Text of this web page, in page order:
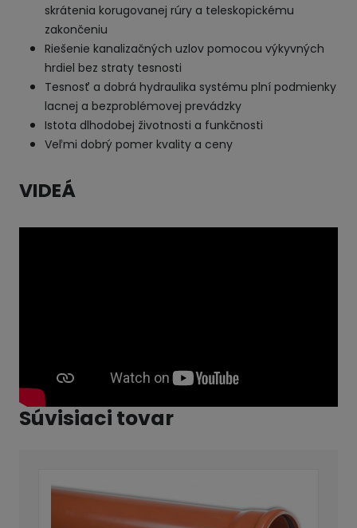
skrátenia korugovanej rúry a teleskopickému
zakončeniu
Riešenie kanalizačných uzlov pomocou výkyvných
hrdiel bez straty tesnosti
Tesnosť a dobrá hydraulika systému plní podmienky
lacnej a bezproblémovej prevádzky
Istota dlhodobej životnosti a funkčnosti
Veľmi dobrý pomer kvality a ceny
VIDEÁ
Súvisiaci tovar